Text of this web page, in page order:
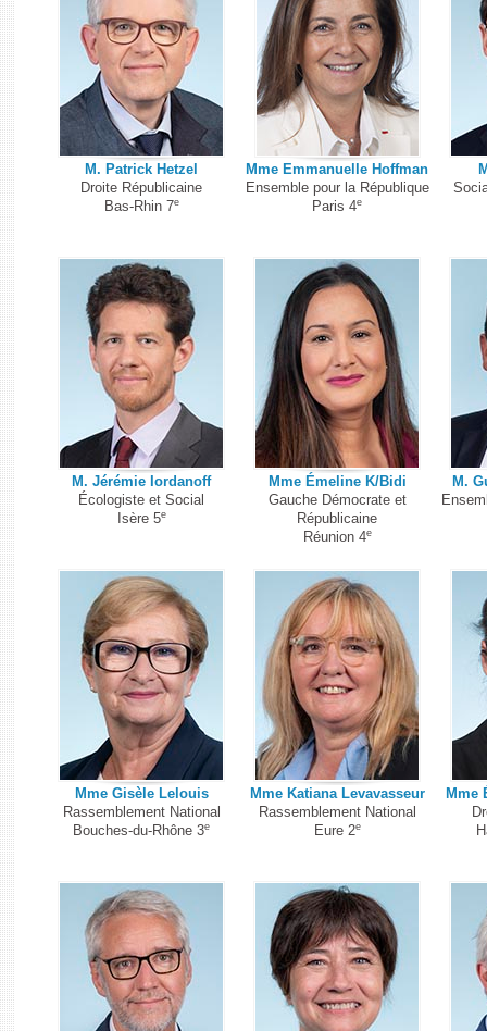
M. Patrick Hetzel
Droite Républicaine
Bas-Rhin 7e
Mme Emmanuelle Hoffman
Ensemble pour la République
Paris 4e
M. Jérémie Iordanoff
Écologiste et Social
Isère 5e
Mme Émeline K/Bidi
Gauche Démocrate et
Républicaine
Réunion 4e
M.
Mme Gisèle Lelouis
Rassemblement National
Bouches-du-Rhône 3e
Mme Katiana Levavasseur
Rassemblement National
Eure 2e
Mme